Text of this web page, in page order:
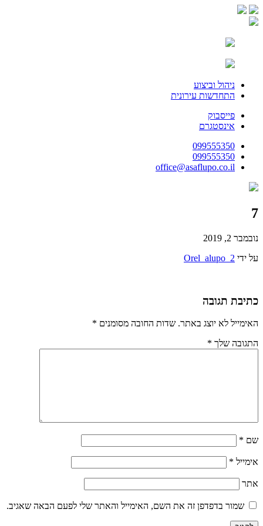
ניהול וביצוע
התחדשות עירונית
פייסבוק
אינסטגרם
099555350
099555350
office@asaflupo.co.il
7
נובמבר 2, 2019
על ידי Orel_alupo_2
כתיבת תגובה
האימייל לא יוצג באתר. שדות החובה מסומנים *
התגובה שלך *
שם *
אימייל *
אתר
שמור בדפדפן זה את השם, האימייל והאתר שלי לפעם הבאה שאגיב.